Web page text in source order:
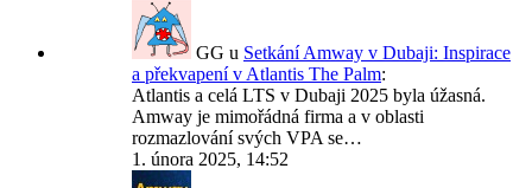
GG u Setkání Amway v Dubaji: Inspirace
a překvapení v Atlantis The Palm:
Atlantis a celá LTS v Dubaji 2025 byla úžasná.
Amway je mimořádná firma a v oblasti
rozmazlování svých VPA se…
1. února 2025, 14:52